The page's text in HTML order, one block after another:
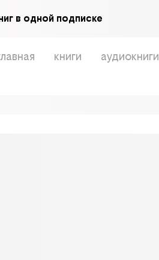
в одной подписке
книги аудиокниги